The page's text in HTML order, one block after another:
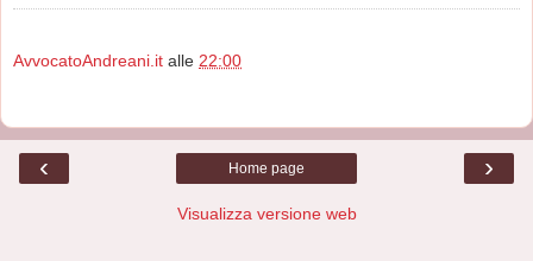
AvvocatoAndreani.it alle 22:00
‹ ›
Home page
Visualizza versione web